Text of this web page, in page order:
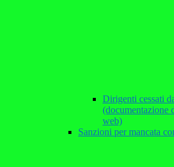
Dirigenti cessati
(documentazione
web)
Sanzioni per mancata